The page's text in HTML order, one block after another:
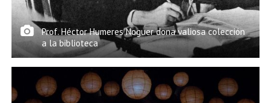
Prof. Héctor Humeres Noguer dona valiosa colección
a la biblioteca